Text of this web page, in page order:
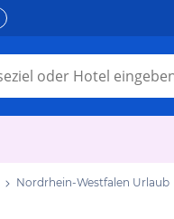
Nordrhein-Westfalen Urlaub